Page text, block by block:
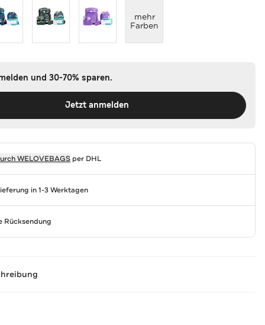
mehr
Farben
und 30-70% sparen.
Jetzt anmelden
WELOVEBAGS per DHL
in 1-3 Werktagen
Rücksendung